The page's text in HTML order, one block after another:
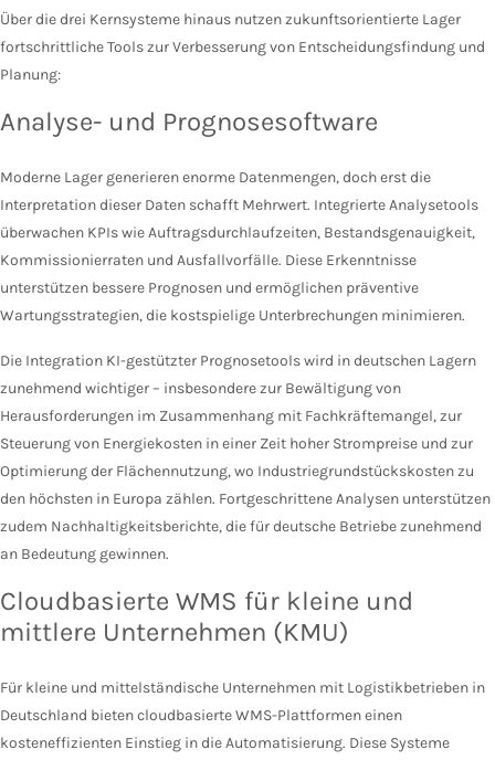
Über die drei Kernsysteme hinaus nutzen zukunftsorientierte Lager
fortschrittliche Tools zur Verbesserung von Entscheidungsfindung und
Planung:
Analyse- und Prognosesoftware
Moderne Lager generieren enorme Datenmengen, doch erst die
Interpretation dieser Daten schafft Mehrwert. Integrierte Analysetools
überwachen KPIs wie Auftragsdurchlaufzeiten, Bestandsgenauigkeit,
Kommissionierraten und Ausfallvorfälle. Diese Erkenntnisse
unterstützen bessere Prognosen und ermöglichen präventive
Wartungsstrategien, die kostspielige Unterbrechungen minimieren.
Die Integration KI-gestützter Prognosetools wird in deutschen Lagern
zunehmend wichtiger – insbesondere zur Bewältigung von
Herausforderungen im Zusammenhang mit Fachkräftemangel, zur
Steuerung von Energiekosten in einer Zeit hoher Strompreise und zur
Optimierung der Flächennutzung, wo Industriegrundstückskosten zu
den höchsten in Europa zählen. Fortgeschrittene Analysen unterstützen
zudem Nachhaltigkeitsberichte, die für deutsche Betriebe zunehmend
an Bedeutung gewinnen.
Cloudbasierte WMS für kleine und
mittlere Unternehmen (KMU)
Für kleine und mittelständische Unternehmen mit Logistikbetrieben in
Deutschland bieten cloudbasierte WMS-Plattformen einen
kosteneffizienten Einstieg in die Automatisierung. Diese Systeme